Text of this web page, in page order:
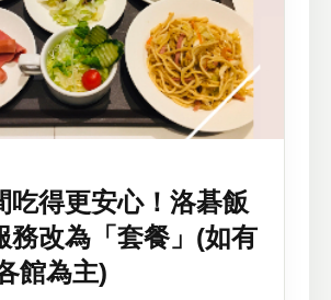
吃得更安心！洛碁飯
務改為「套餐」(如有
館為主)